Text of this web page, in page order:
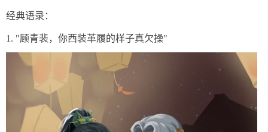
经典语录：
1. "顾青裴，你西装革履的样子真欠操"